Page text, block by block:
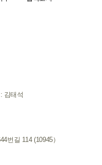
김태석
번길 114 (10945）